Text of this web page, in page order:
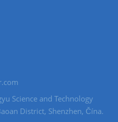
Science and Technology
District, Shenzhen, Čína.